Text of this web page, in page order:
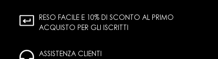
RESO FACILE E 10% DI SCONTO AL PRIMO
ACQUISTO PER GLI ISCRITTI
ASSISTENZA CLIENTI